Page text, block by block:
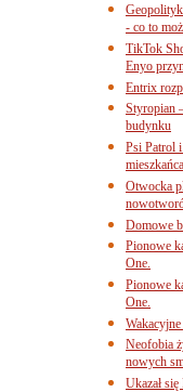
- co to
TikTok
Enyo
Entrix
Styropian
budynku
Psi Patrol
Otwocka
Domowe
Pionowe
One.
Pionowe
One.
Neofobia
nowych
Ukazał